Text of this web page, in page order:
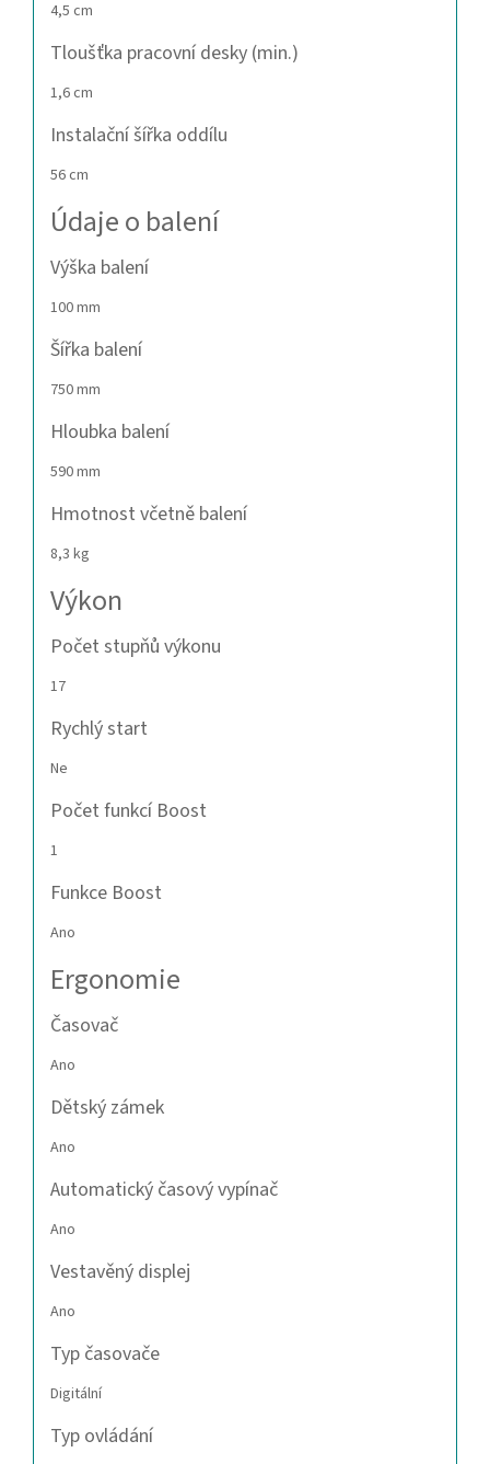
4,5 cm
Tloušťka pracovní desky (min.)
1,6 cm
Instalační šířka oddílu
56 cm
Údaje o balení
Výška balení
100 mm
Šířka balení
750 mm
Hloubka balení
590 mm
Hmotnost včetně balení
8,3 kg
Výkon
Počet stupňů výkonu
17
Rychlý start
Ne
Počet funkcí Boost
1
Funkce Boost
Ano
Ergonomie
Časovač
Ano
Dětský zámek
Ano
Automatický časový vypínač
Ano
Vestavěný displej
Ano
Typ časovače
Digitální
Typ ovládání